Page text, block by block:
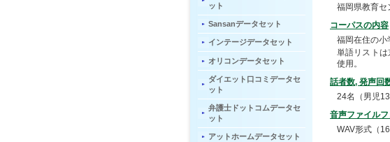
福岡県教育
コーパスの内容
福岡在住の小
単語リスト
使用。
話者数, 発声回
24名（男児
音声ファイル
WAV形式（
ット
Sansanデータセット
インテージデータセット
オリコンデータセット
ダイエット口コミデータセ
ット
弁護士ドットコムデータセ
ット
アットホームデータセット